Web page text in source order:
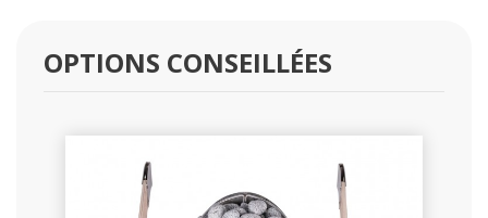
OPTIONS CONSEILLÉES